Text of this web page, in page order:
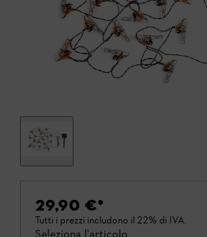
29,90 €*
Tutti i prezzi includono il 22% di IVA.
Seleziona l'articolo